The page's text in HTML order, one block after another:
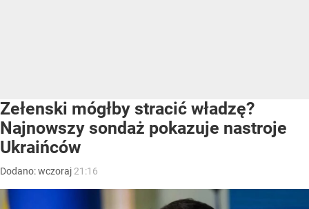
Zełenski mógłby stracić władzę?
Najnowszy sondaż pokazuje nastroje
Ukraińców
Dodano:wczoraj 21:16